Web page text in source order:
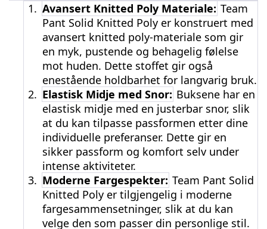
1. Avansert Knitted Poly Materiale: Team
Pant Solid Knitted Poly er konstruert med
avansert knitted poly-materiale som gir
en myk, pustende og behagelig følelse
mot huden. Dette stoffet gir også
enestående holdbarhet for langvarig bruk.
2. Elastisk Midje med Snor: Buksene har en
elastisk midje med en justerbar snor, slik
at du kan tilpasse passformen etter dine
individuelle preferanser. Dette gir en
sikker passform og komfort selv under
intense aktiviteter.
3. Moderne Fargespekter: Team Pant Solid
Knitted Poly er tilgjengelig i moderne
fargesammensetninger, slik at du kan
velge den som passer din personlige stil.